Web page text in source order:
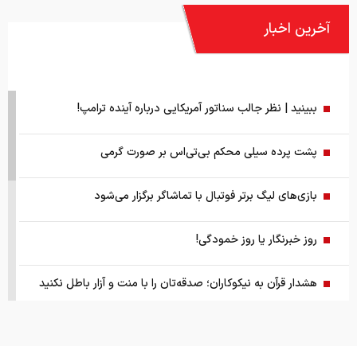
آخرین اخبار
ببینید | نظر جالب سناتور آمریکایی درباره آینده ترامپ!
پشت پرده سیلی محکم بی‌تی‌اس بر صورت گرمی
بازی‌های لیگ برتر فوتبال با تماشاگر برگزار می‌شود
روز خبرنگار یا روز خمودگی!
هشدار قرآن به نیکوکاران؛ صدقه‌تان را با منت و آزار باطل نکنید